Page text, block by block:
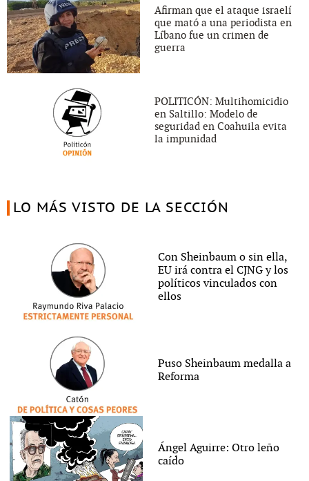
Afirman que el ataque israelí
que mató a una periodista en
Líbano fue un crimen de
guerra
POLITICÓN: Multihomicidio
en Saltillo: Modelo de
seguridad en Coahuila evita
la impunidad
LO MÁS VISTO DE LA SECCIÓN
Con Sheinbaum o sin ella,
EU irá contra el CJNG y los
políticos vinculados con
ellos
Puso Sheinbaum medalla a
Reforma
Ángel Aguirre: Otro leño
caído